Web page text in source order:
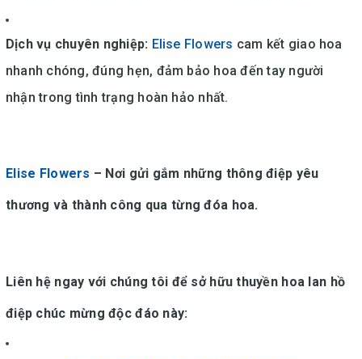
Dịch vụ chuyên nghiệp: Elise Flowers cam kết giao hoa
nhanh chóng, đúng hẹn, đảm bảo hoa đến tay người
nhận trong tình trạng hoàn hảo nhất.
Elise Flowers – Nơi gửi gắm những thông điệp yêu
thương và thành công qua từng đóa hoa.
Liên hệ ngay với chúng tôi để sở hữu thuyền hoa lan hồ
điệp chúc mừng độc đáo này: